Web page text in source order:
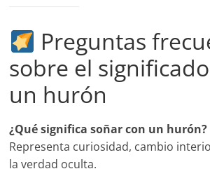
Preguntas
sobre el
un hurón
¿Qué significa soñar con un hurón?
Representa curiosidad, cambio
la verdad oculta.